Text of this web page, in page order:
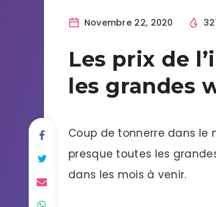
Novembre 22, 2020
Les prix de
les grandes
Coup de tonnerre dans le
presque toutes les
dans les mois à venir.